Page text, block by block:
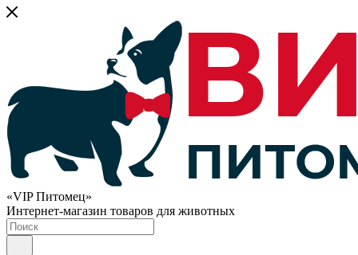
«VIP Питомец»
Интернет-магазин товаров для животных